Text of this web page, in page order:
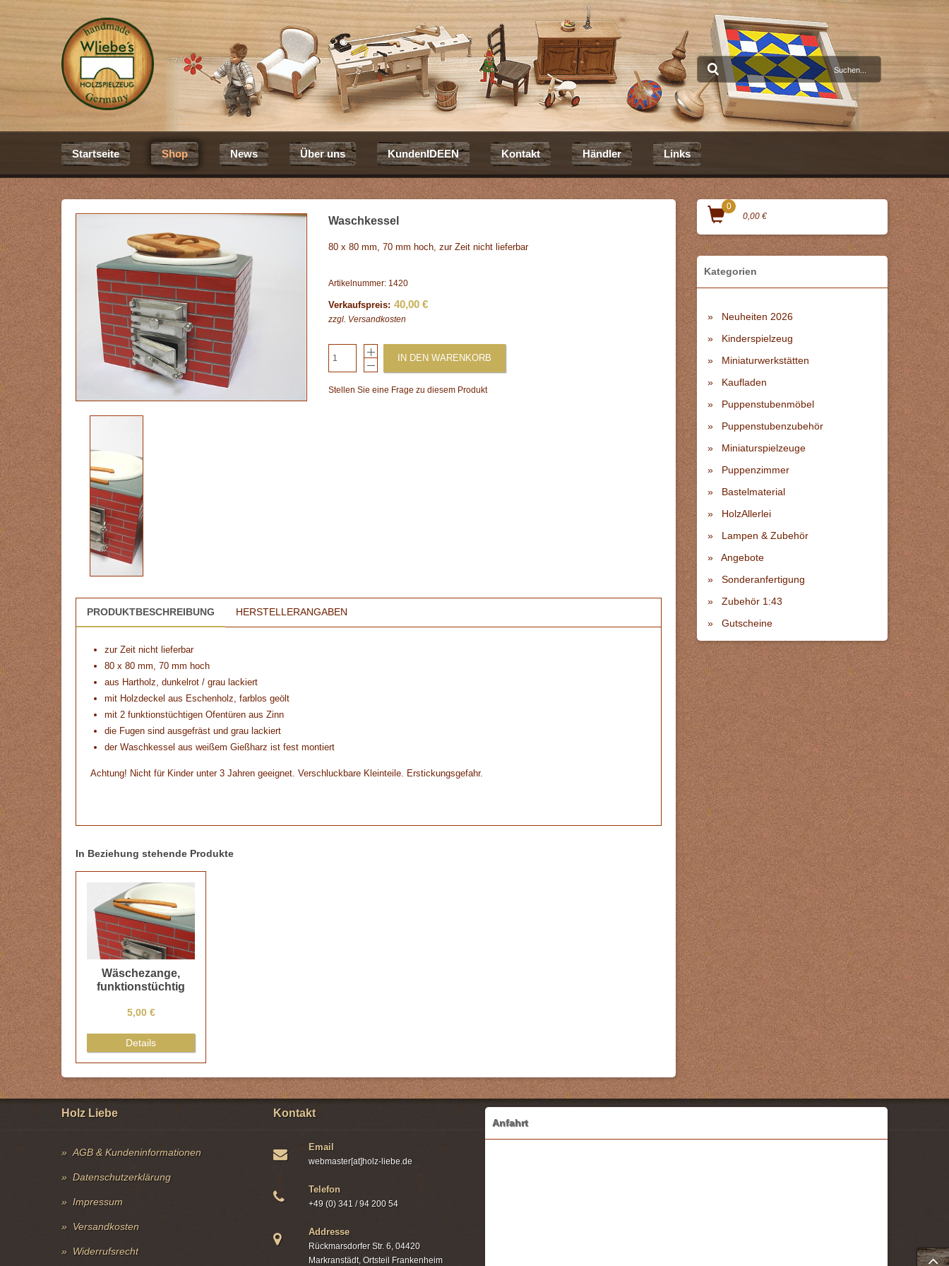
Startseite Shop News Über uns KundenIDEEN Kontakt Händler Links
Waschkessel
80 x 80 mm, 70 mm hoch, zur Zeit nicht lieferbar
Artikelnummer: 1420
Verkaufspreis: 40,00 €
zzgl. Versandkosten
IN DEN WARENKORB
Stellen Sie eine Frage zu diesem Produkt
PRODUKTBESCHREIBUNG HERSTELLERANGABEN
zur Zeit nicht lieferbar
80 x 80 mm, 70 mm hoch
aus Hartholz, dunkelrot / grau lackiert
mit Holzdeckel aus Eschenholz, farblos geölt
mit 2 funktionstüchtigen Ofentüren aus Zinn
die Fugen sind ausgefräst und grau lackiert
der Waschkessel aus weißem Gießharz ist fest montiert
Achtung! Nicht für Kinder unter 3 Jahren geeignet. Verschluckbare Kleinteile. Erstickungsgefahr.
In Beziehung stehende Produkte
Wäschezange,
funktionstüchtig
5,00 €
Details
0
0,00 €
Kategorien
Neuheiten 2026
Kinderspielzeug
Miniaturwerkstätten
Kaufladen
Puppenstubenmöbel
Puppenstubenzubehör
Miniaturspielzeuge
Puppenzimmer
Bastelmaterial
HolzAllerlei
Lampen & Zubehör
Angebote
Sonderanfertigung
Zubehör 1:43
Gutscheine
Holz Liebe
AGB & Kundeninformationen
Datenschutzerklärung
Impressum
Versandkosten
Widerrufsrecht
Kontakt
Email
webmaster[at]holz-liebe.de
Telefon
+49 (0) 341 / 94 200 54
Addresse
Rückmarsdorfer Str. 6, 04420
Markranstädt, Ortsteil Frankenheim
Anfahrt